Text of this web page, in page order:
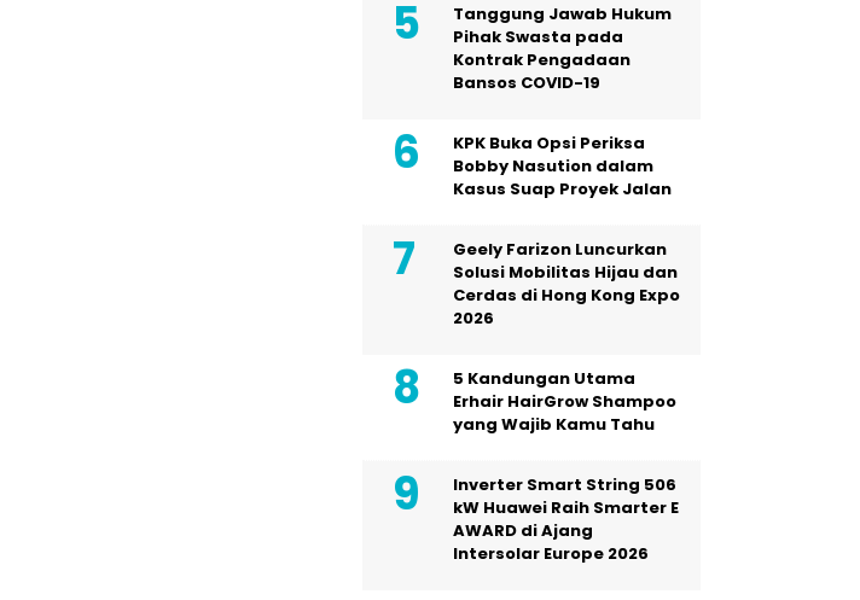
Tanggung Jawab Hukum
Pihak Swasta pada
Kontrak Pengadaan
Bansos COVID-19
KPK Buka Opsi Periksa
Bobby Nasution dalam
Kasus Suap Proyek Jalan
Geely Farizon Luncurkan
Solusi Mobilitas Hijau dan
Cerdas di Hong Kong Expo
2026
5 Kandungan Utama
Erhair HairGrow Shampoo
yang Wajib Kamu Tahu
Inverter Smart String 506
kW Huawei Raih Smarter E
AWARD di Ajang
Intersolar Europe 2026